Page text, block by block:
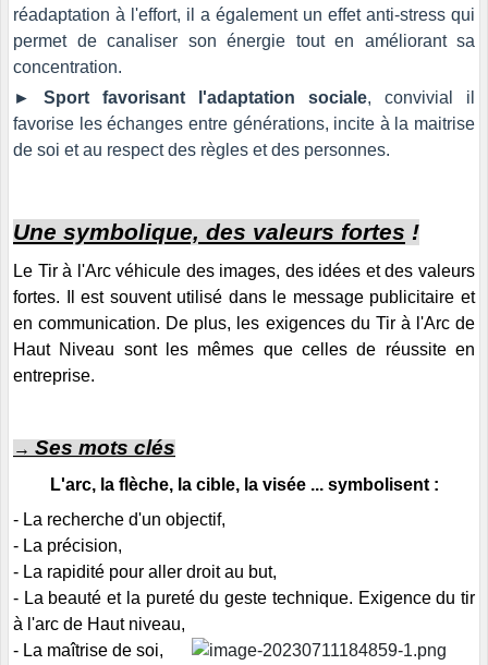
réadaptation à l'effort, il a également un effet anti-stress qui
permet de canaliser son énergie tout en améliorant sa
concentration.
►
Sport favorisant l'adaptation sociale, convivial il
favorise les échanges entre générations, incite à la maitrise
de soi et au respect des règles et des personnes.
Une symbolique, des valeurs fortes !
Le Tir à l'Arc véhicule des images, des idées et des valeurs
fortes. Il est souvent utilisé dans le message publicitaire et
en communication. De plus, les exigences du Tir à l'Arc de
Haut Niveau sont les mêmes que celles de réussite en
entreprise.
→ Ses mots clés
L'arc, la flèche, la cible, la visée ... symbolisent :
- La recherche d'un objectif,
- La précision,
- La rapidité pour aller droit au but,
- La beauté et la pureté du geste technique. Exigence du tir
à l'arc de Haut niveau,
- La maîtrise de soi,